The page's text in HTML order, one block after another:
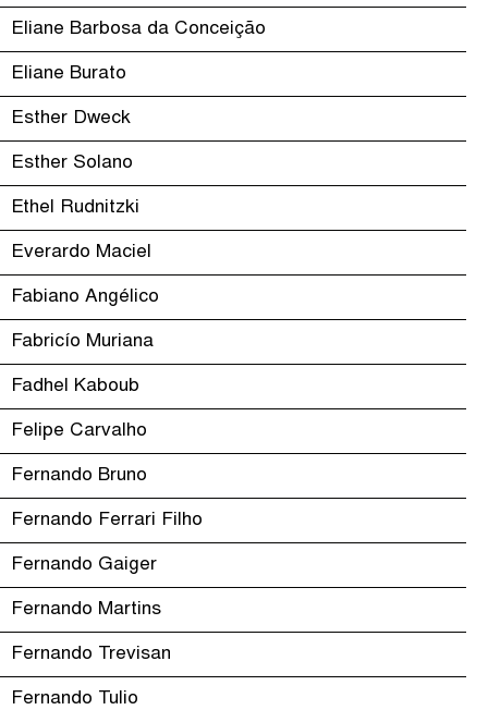
Eliane Barbosa da Conceição
Eliane Burato
Esther Dweck
Esther Solano
Ethel Rudnitzki
Everardo Maciel
Fabiano Angélico
Fabricío Muriana
Fadhel Kaboub
Felipe Carvalho
Fernando Bruno
Fernando Ferrari Filho
Fernando Gaiger
Fernando Martins
Fernando Trevisan
Fernando Tulio